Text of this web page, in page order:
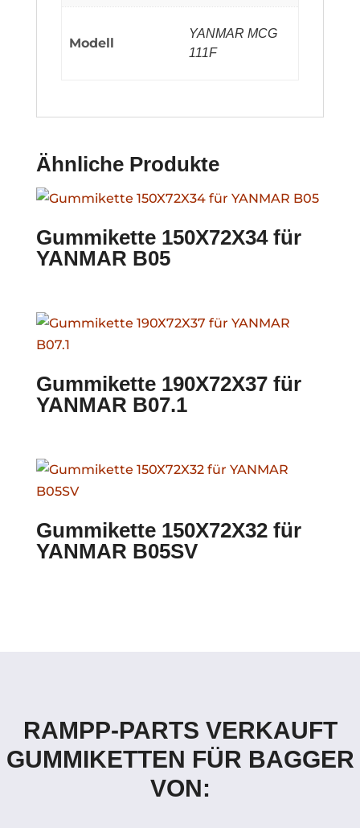
Modell
YANMAR MCG
111F
Ähnliche Produkte
Gummikette 150X72X34 für
YANMAR B05
Gummikette 190X72X37 für
YANMAR B07.1
Gummikette 150X72X32 für
YANMAR B05SV
RAMPP-PARTS VERKAUFT
GUMMIKETTEN FÜR BAGGER
VON: